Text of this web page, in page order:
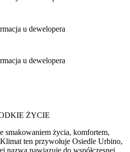
u dewelopera
u dewelopera
ŻYCIE
smakowaniem życia, komfortem,
ten przywołuje Osiedle Urbino,